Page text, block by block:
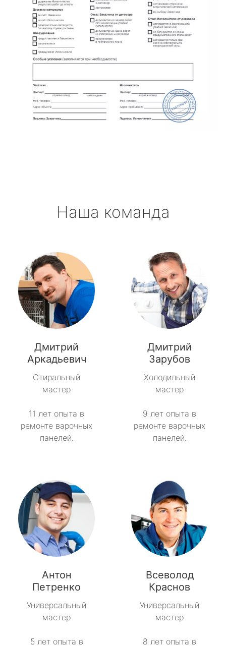
Наша команда
Дмитрий
Аркадьевич
Стиральный
мастер
11 лет опыта в
ремонте варочных
панелей.
Дмитрий
Зарубов
Холодильный
мастер
9 лет опыта в
ремонте варочных
панелей.
Антон
Петренко
Универсальный
мастер
5 лет опыта в
Всеволод
Краснов
Универсальный
мастер
8 лет опыта в